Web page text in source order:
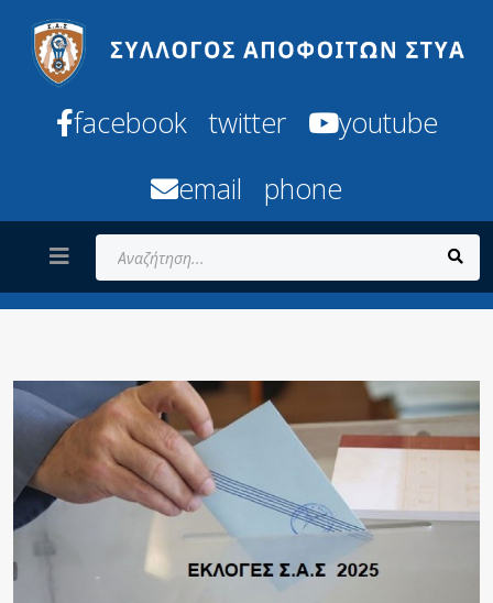
facebook twitter
youtube
email
phone
Αναζήτηση...